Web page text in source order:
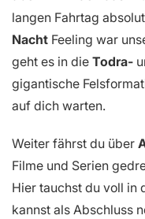
langen Fahrtag
Nacht Feeling war
geht es in die Todra-
gigantische
auf dich warten.
Weiter fährst du über
Filme und Serien
Hier tauchst du voll in
kannst als Abschluss